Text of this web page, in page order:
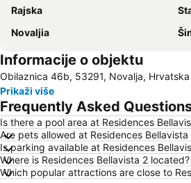
Rajska
Novaljia
Informacije o objektu
Obilaznica 46b, 53291, Novalja, Hrvatska
Prikaži više
Frequently Asked
Is there a pool area at Residences
Are pets allowed at Residences Bellavista
Is parking available at Residences
Where is Residences Bellavista 2 located?
Which popular attractions are close to